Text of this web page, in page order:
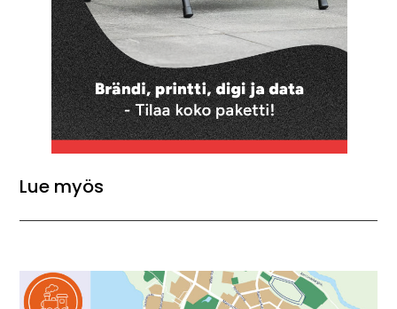
Lue myös